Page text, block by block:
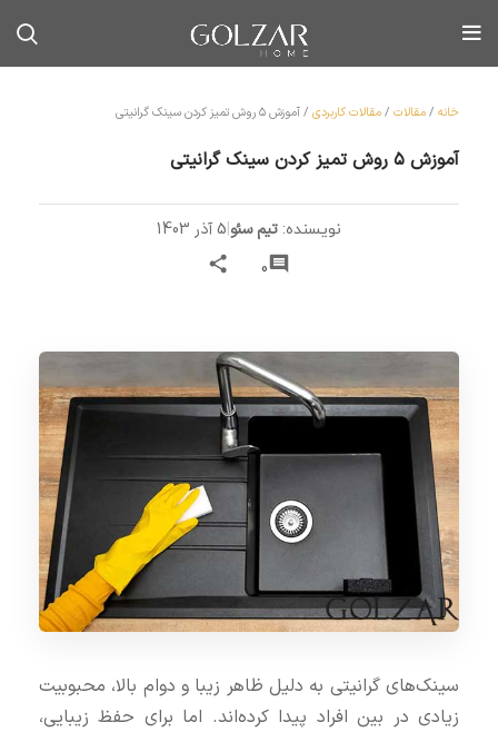
خانه /مقالات /مقالات کاربردی /آموزش ۵ روش تمیز کردن سینک گرانیتی
آموزش ۵ روش تمیز کردن سینک گرانیتی
نویسنده: تیم سئو|5 آذر 1403
0
سینک‌های گرانیتی به دلیل ظاهر زیبا و دوام بالا، محبوبیت
زیادی در بین افراد پیدا کرده‌اند. اما برای حفظ زیبایی،